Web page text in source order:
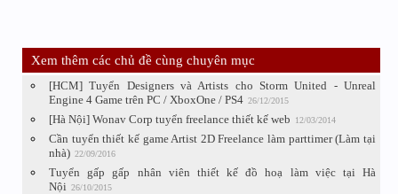
Xem thêm các chủ đề cùng chuyên mục
[HCM] Tuyển Designers và Artists cho Storm United - Unreal
Engine 4 Game trên PC / XboxOne / PS4 26/12/2015
[Hà Nội] Wonav Corp tuyển freelance thiết kế web 12/03/2014
Cần tuyển thiết kế game Artist 2D Freelance làm parttimer (Làm tại
nhà) 22/09/2016
Tuyển gấp gấp nhân viên thiết kế đồ hoạ làm việc tại Hà
Nội 26/10/2015